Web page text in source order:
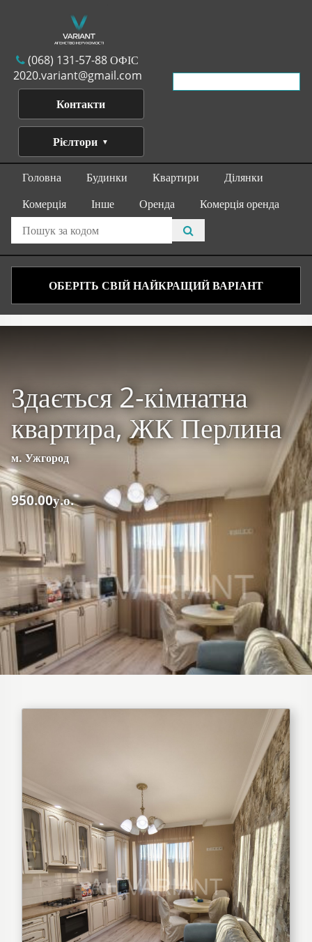
(068) 131-57-88 ОФІС
2020.variant@gmail.com
Контакти
Рієлтори
Головна Будинки Квартири
Ділянки
Комерція
Інше Оренда Комерція оренда
ОБЕРІТЬ СВІЙ НАЙКРАЩИЙ ВАРІАНТ
Здається 2-кімнатна
квартира, ЖК Перлина
м. Ужгород
950.00у.о.